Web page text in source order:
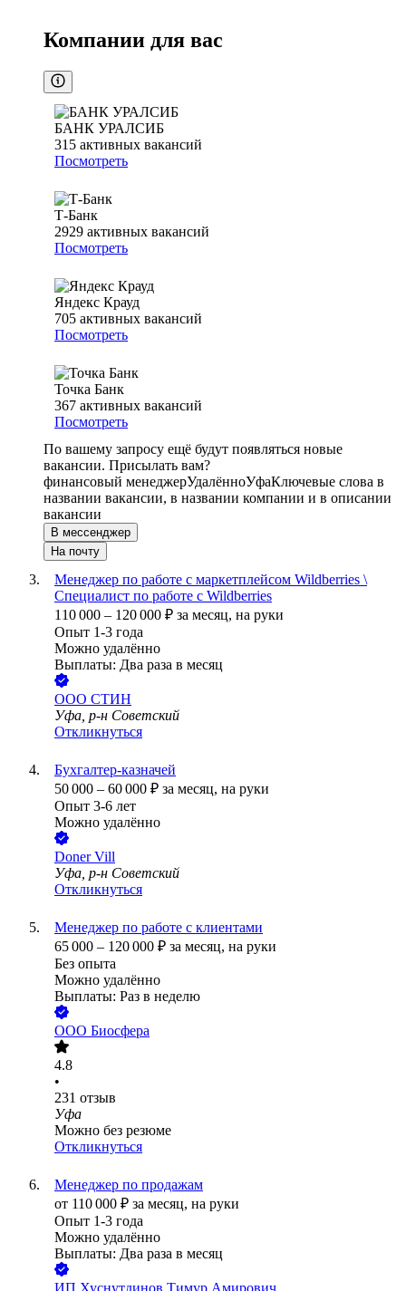
Компании для вас
БАНК УРАЛСИБ
315 активных вакансий
Посмотреть
Т-Банк
2929 активных вакансий
Посмотреть
Яндекс Крауд
705 активных вакансий
Посмотреть
Точка Банк
367 активных вакансий
Посмотреть
По вашему запросу ещё будут появляться новые
вакансии. Присылать вам?
финансовый менеджерУдалённоУфаКлючевые слова в
названии вакансии, в названии компании и в описании
вакансии
В мессенджер
На почту
Менеджер по работе с маркетплейсом Wildberries \
Специалист по работе с Wildberries
110 000 – 120 000 ₽ за месяц, на руки
Опыт 1-3 года
Можно удалённо
Выплаты: Два раза в месяц
ООО СТИН
Уфа, р-н Советский
Откликнуться
Бухгалтер-казначей
50 000 – 60 000 ₽ за месяц, на руки
Опыт 3-6 лет
Можно удалённо
Doner Vill
Уфа, р-н Советский
Откликнуться
Менеджер по работе с клиентами
65 000 – 120 000 ₽ за месяц, на руки
Без опыта
Можно удалённо
Выплаты: Раз в неделю
ООО Биосфера
4.8
•
231 отзыв
Уфа
Можно без резюме
Откликнуться
Менеджер по продажам
от 110 000 ₽ за месяц, на руки
Опыт 1-3 года
Можно удалённо
Выплаты: Два раза в месяц